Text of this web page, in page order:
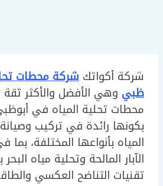
شركة أكواتك شركة محطات
ظبي وهي الأفضل والأكثر
محطات تحلية المياه في
بكونها رائدة في تركيب
المياه بأنواعها المختلفة،
الآبار المالحة وتحلية مياه
تقنيات التناضح العكسي